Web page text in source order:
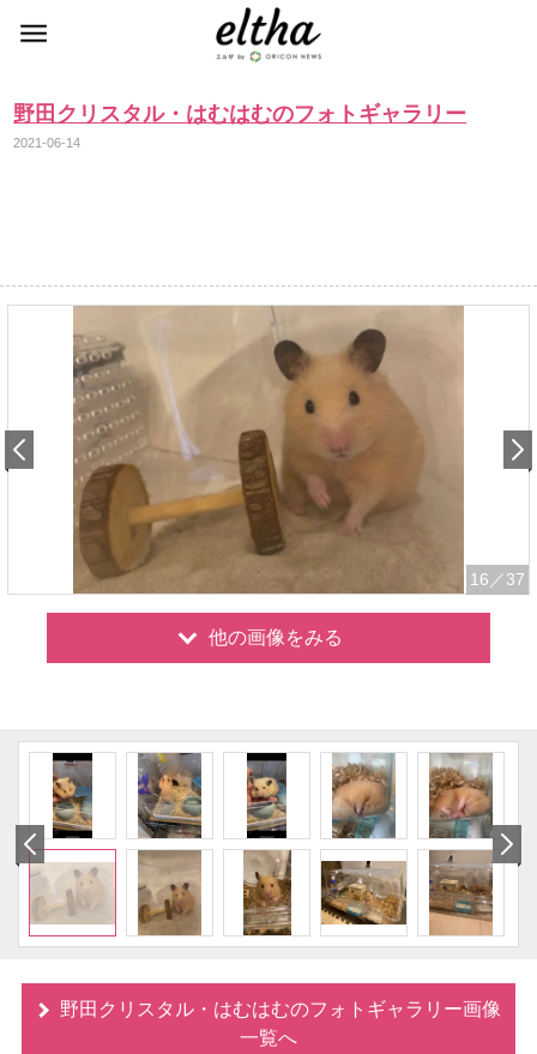
野田クリスタル・はむはむのフォトギャラリー
2021-06-14
16 ／37
他の画像をみる
野田クリスタル・はむはむのフォトギャラリー画像
一覧へ